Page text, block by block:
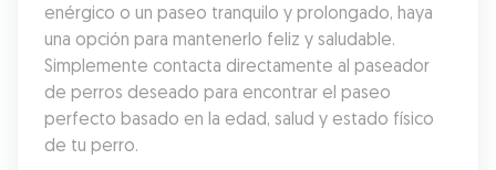
enérgico o un paseo tranquilo y prolongado, haya
una opción para mantenerlo feliz y saludable.
Simplemente contacta directamente al paseador
de perros deseado para encontrar el paseo
perfecto basado en la edad, salud y estado físico
de tu perro.